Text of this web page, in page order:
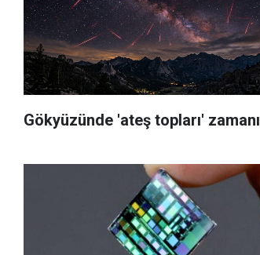
Gökyüzünde 'ateş topları' zamanı